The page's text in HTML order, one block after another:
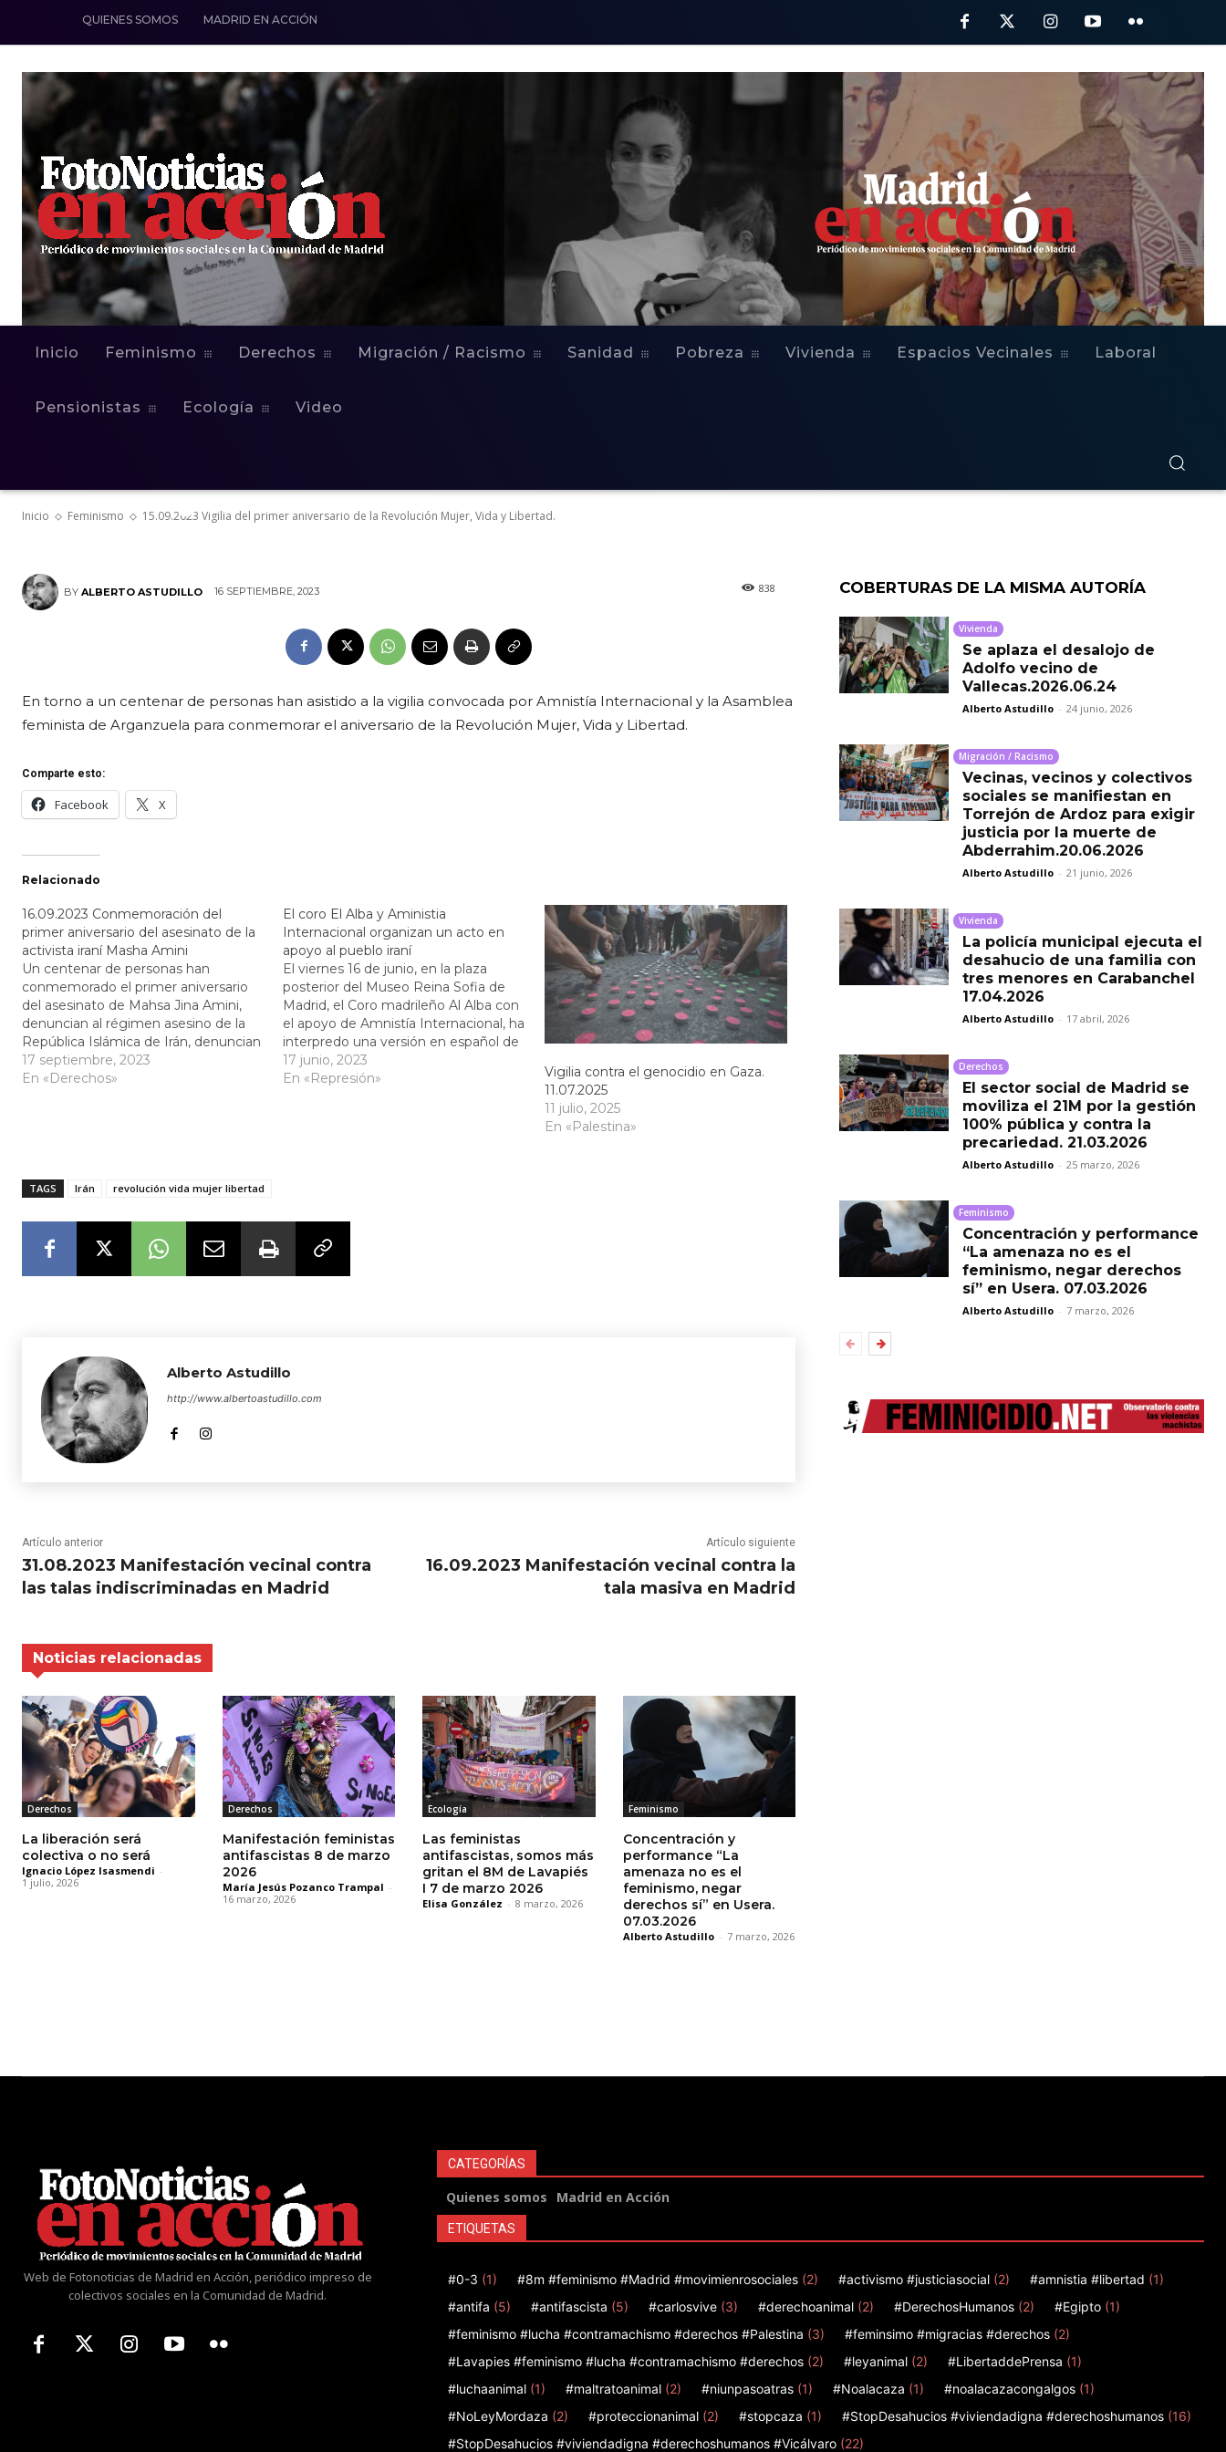
QUIENES SOMOS MADRID EN ACCIÓN
Inicio Feminismo Derechos Migración / Racismo Sanidad Pobreza Vivienda Espacios Vecinales Laboral
Pensionistas Ecología Video
Inicio Feminismo 15.09.2023 Vigilia del primer aniversario de la Revolución Mujer, Vida y Libertad.
FEMINISMO
15.09.2023 Vigilia del primer
aniversario de la Revolución Mujer,
Vida y Libertad.
BY ALBERTO ASTUDILLO 16 SEPTIEMBRE, 2023 838
En torno a un centenar de personas han asistido a la vigilia convocada por Amnistía Internacional y la Asamblea
feminista de Arganzuela para conmemorar el aniversario de la Revolución Mujer, Vida y Libertad.
Comparte esto:
Facebook X
Relacionado
16.09.2023 Conmemoración del
primer aniversario del asesinato de la
activista iraní Masha Amini
Un centenar de personas han
conmemorado el primer aniversario
del asesinato de Mahsa Jina Amini,
denuncian al régimen asesino de la
República Islámica de Irán, denuncian
que en Irán se ha legalizado la
represión y la tortura, y que han sido
17 septiembre, 2023
En «Derechos»
El coro El Alba y Aministia
Internacional organizan un acto en
apoyo al pueblo iraní
El viernes 16 de junio, en la plaza
posterior del Museo Reina Sofia de
Madrid, el Coro madrileño Al Alba con
el apoyo de Amnistía Internacional, ha
interpredo una versión en español de
la canción "Baraye" del iraní Shervin,
ganador de un Grammy a la mejor
17 junio, 2023
En «Represión»
Vigilia contra el genocidio en Gaza.
11.07.2025
11 julio, 2025
En «Palestina»
TAGS Irán revolución vida mujer libertad
Alberto Astudillo
http://www.albertoastudillo.com
Artículo anterior
31.08.2023 Manifestación vecinal contra
las talas indiscriminadas en Madrid
Artículo siguiente
16.09.2023 Manifestación vecinal contra la
tala masiva en Madrid
Noticias relacionadas
Derechos
La liberación será
colectiva o no será
Ignacio López Isasmendi -
1 julio, 2026
Derechos
Manifestación feministas
antifascistas 8 de marzo
2026
María Jesús Pozanco Trampal -
16 marzo, 2026
Ecología
Las feministas
antifascistas, somos más
gritan el 8M de Lavapiés
I 7 de marzo 2026
Elisa González - 8 marzo, 2026
Feminismo
Concentración y
performance “La
amenaza no es el
feminismo, negar
derechos sí” en Usera.
07.03.2026
Alberto Astudillo - 7 marzo, 2026
COBERTURAS DE LA MISMA AUTORÍA
Vivienda
Se aplaza el desalojo de
Adolfo vecino de
Vallecas.2026.06.24
Alberto Astudillo - 24 junio, 2026
Migración / Racismo
Vecinas, vecinos y colectivos
sociales se manifiestan en
Torrejón de Ardoz para exigir
justicia por la muerte de
Abderrahim.20.06.2026
Alberto Astudillo - 21 junio, 2026
Vivienda
La policía municipal ejecuta el
desahucio de una familia con
tres menores en Carabanchel
17.04.2026
Alberto Astudillo - 17 abril, 2026
Derechos
El sector social de Madrid se
moviliza el 21M por la gestión
100% pública y contra la
precariedad. 21.03.2026
Alberto Astudillo - 25 marzo, 2026
Feminismo
Concentración y performance
“La amenaza no es el
feminismo, negar derechos
sí” en Usera. 07.03.2026
Alberto Astudillo - 7 marzo, 2026
Web de Fotonoticias de Madrid en Acción, periódico impreso de
colectivos sociales en la Comunidad de Madrid.
CATEGORÍAS
Quienes somos Madrid en Acción
ETIQUETAS
#0-3 (1) #8m #feminismo #Madrid #movimienrosociales (2) #activismo #justiciasocial (2) #amnistia #libertad (1)
#antifa (5) #antifascista (5) #carlosvive (3) #derechoanimal (2) #DerechosHumanos (2) #Egipto (1)
#feminismo #lucha #contramachismo #derechos #Palestina (3) #feminsimo #migracias #derechos (2)
#Lavapies #feminismo #lucha #contramachismo #derechos (2) #leyanimal (2) #LibertaddePrensa (1)
#luchaanimal (1) #maltratoanimal (2) #niunpasoatras (1) #Noalacaza (1) #noalacazacongalgos (1)
#NoLeyMordaza (2) #proteccionanimal (2) #stopcaza (1) #StopDesahucios #viviendadigna #derechoshumanos (16)
#StopDesahucios #viviendadigna #derechoshumanos #Vicálvaro (22)